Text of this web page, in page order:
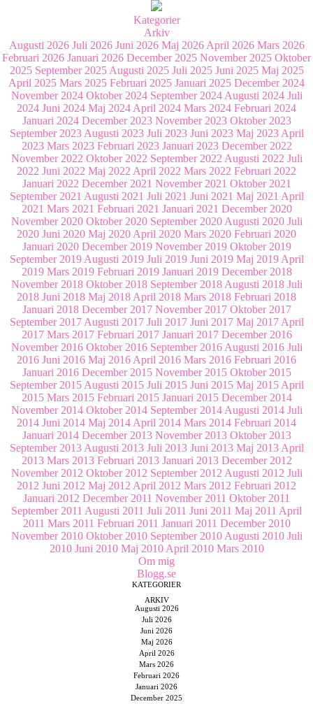
Kategorier
Arkiv
Augusti 2026 Juli 2026 Juni 2026 Maj 2026 April 2026 Mars 2026
Februari 2026 Januari 2026 December 2025 November 2025 Oktober
2025 September 2025 Augusti 2025 Juli 2025 Juni 2025 Maj 2025
April 2025 Mars 2025 Februari 2025 Januari 2025 December 2024
November 2024 Oktober 2024 September 2024 Augusti 2024 Juli
2024 Juni 2024 Maj 2024 April 2024 Mars 2024 Februari 2024
Januari 2024 December 2023 November 2023 Oktober 2023
September 2023 Augusti 2023 Juli 2023 Juni 2023 Maj 2023 April
2023 Mars 2023 Februari 2023 Januari 2023 December 2022
November 2022 Oktober 2022 September 2022 Augusti 2022 Juli
2022 Juni 2022 Maj 2022 April 2022 Mars 2022 Februari 2022
Januari 2022 December 2021 November 2021 Oktober 2021
September 2021 Augusti 2021 Juli 2021 Juni 2021 Maj 2021 April
2021 Mars 2021 Februari 2021 Januari 2021 December 2020
November 2020 Oktober 2020 September 2020 Augusti 2020 Juli
2020 Juni 2020 Maj 2020 April 2020 Mars 2020 Februari 2020
Januari 2020 December 2019 November 2019 Oktober 2019
September 2019 Augusti 2019 Juli 2019 Juni 2019 Maj 2019 April
2019 Mars 2019 Februari 2019 Januari 2019 December 2018
November 2018 Oktober 2018 September 2018 Augusti 2018 Juli
2018 Juni 2018 Maj 2018 April 2018 Mars 2018 Februari 2018
Januari 2018 December 2017 November 2017 Oktober 2017
September 2017 Augusti 2017 Juli 2017 Juni 2017 Maj 2017 April
2017 Mars 2017 Februari 2017 Januari 2017 December 2016
November 2016 Oktober 2016 September 2016 Augusti 2016 Juli
2016 Juni 2016 Maj 2016 April 2016 Mars 2016 Februari 2016
Januari 2016 December 2015 November 2015 Oktober 2015
September 2015 Augusti 2015 Juli 2015 Juni 2015 Maj 2015 April
2015 Mars 2015 Februari 2015 Januari 2015 December 2014
November 2014 Oktober 2014 September 2014 Augusti 2014 Juli
2014 Juni 2014 Maj 2014 April 2014 Mars 2014 Februari 2014
Januari 2014 December 2013 November 2013 Oktober 2013
September 2013 Augusti 2013 Juli 2013 Juni 2013 Maj 2013 April
2013 Mars 2013 Februari 2013 Januari 2013 December 2012
November 2012 Oktober 2012 September 2012 Augusti 2012 Juli
2012 Juni 2012 Maj 2012 April 2012 Mars 2012 Februari 2012
Januari 2012 December 2011 November 2011 Oktober 2011
September 2011 Augusti 2011 Juli 2011 Juni 2011 Maj 2011 April
2011 Mars 2011 Februari 2011 Januari 2011 December 2010
November 2010 Oktober 2010 September 2010 Augusti 2010 Juli
2010 Juni 2010 Maj 2010 April 2010 Mars 2010
Om mig
Blogg.se
KATEGORIER
ARKIV
Augusti 2026
Juli 2026
Juni 2026
Maj 2026
April 2026
Mars 2026
Februari 2026
Januari 2026
December 2025